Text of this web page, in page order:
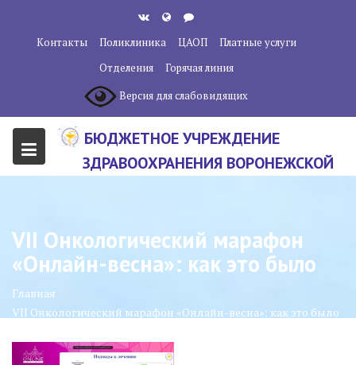
содержанию
Контакты Поликлиника ЦАОП
Платные услуги
Отделения
Горячая линия
Версия для слабовидящих
БЮДЖЕТНОЕ УЧРЕЖДЕНИЕ
ЗДРАВООХРАНЕНИЯ ВОРОНЕЖСКОЙ
КЛИНИЧЕСКИЙ ОНКОЛОГИЧЕСКИЙ
ЦЕНТР"
VII Онкологический марафон
«Онлайн-весна»: как это было
Главная
VII Онкологический марафон «Онлайн-весна»: как это было